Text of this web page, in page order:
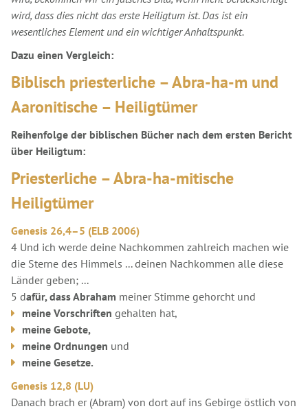
wird, dass dies nicht das erste Heiligtum ist. Das ist ein
wesentliches Element und ein wichtiger Anhaltspunkt.
Dazu einen Vergleich:
Biblisch priesterliche – Abra-ha-m und
Aaronitische – Heiligtümer
Reihenfolge der biblischen Bücher nach dem ersten Bericht
über Heiligtum:
Priesterliche – Abra-ha-mitische
Heiligtümer
Genesis 26,4–5 (ELB 2006)
4 Und ich werde deine Nachkommen zahlreich machen wie
die Sterne des Himmels ... deinen Nachkommen alle diese
Länder geben; ...
5 dafür, dass Abraham meiner Stimme gehorcht und
meine Vorschriften gehalten hat,
meine Gebote,
meine Ordnungen und
meine Gesetze.
Genesis 12,8 (LU)
Danach brach er (Abram) von dort auf ins Gebirge östlich von